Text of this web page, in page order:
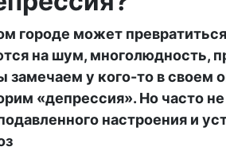
городе может
на шум, многолюдность,
замечаем у кого-то в своем
«депрессия». Но часто
настроения и